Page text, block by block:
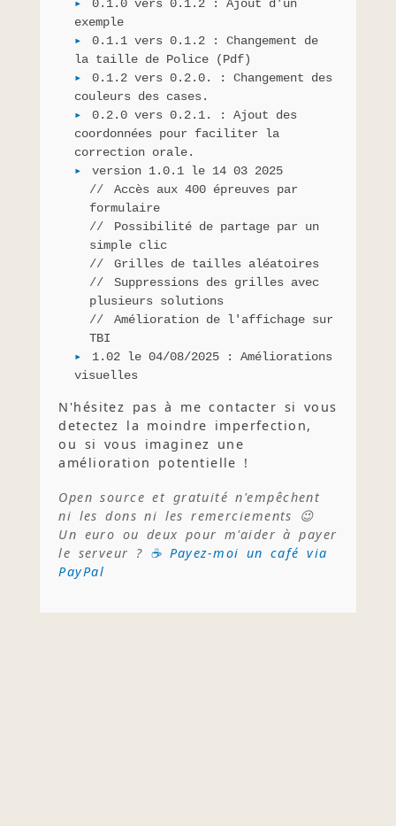
0.1.0 vers 0.1.2 : Ajout d'un
exemple
0.1.1 vers 0.1.2 : Changement de
la taille de Police (Pdf)
0.1.2 vers 0.2.0. : Changement des
couleurs des cases.
0.2.0 vers 0.2.1. : Ajout des
coordonnées pour faciliter la
correction orale.
version 1.0.1 le 14 03 2025
Accès aux 400 épreuves par
formulaire
Possibilité de partage par un
simple clic
Grilles de tailles aléatoires
Suppressions des grilles avec
plusieurs solutions
Amélioration de l'affichage sur
TBI
1.02 le 04/08/2025 : Améliorations
visuelles
N'hésitez pas à me contacter si vous
detectez la moindre imperfection,
ou si vous imaginez une
amélioration potentielle !
Open source et gratuité n'empêchent
ni les dons ni les remerciements 😉
Un euro ou deux pour m'aider à payer
le serveur ? ☕ Payez-moi un café via
PayPal